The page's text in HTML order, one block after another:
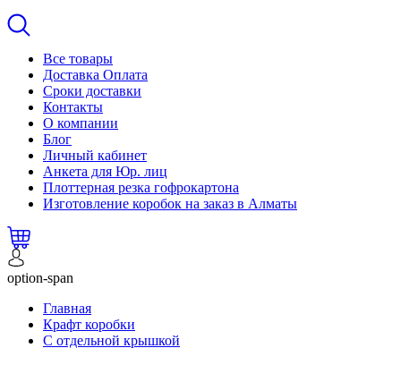
Все товары
Доставка Оплата
Сроки доставки
Контакты
О компании
Блог
Личный кабинет
Анкета для Юр. лиц
Плоттерная резка гофрокартона
Изготовление коробок на заказ в Алматы
option-span
Главная
Крафт коробки
С отдельной крышкой